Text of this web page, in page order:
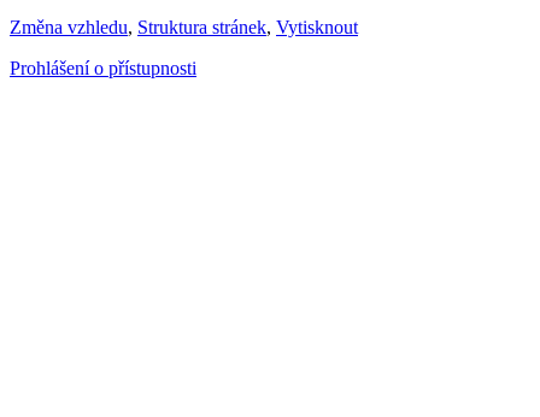
Změna vzhledu, Struktura stránek, Vytisknout
Prohlášení o přístupnosti